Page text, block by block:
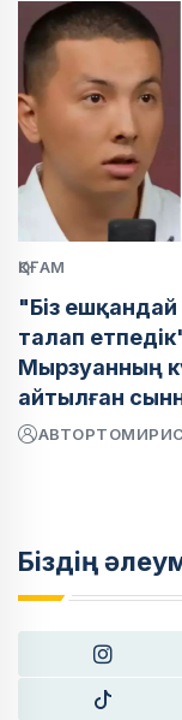
ҚОҒАМ
"Біз
талап
Мырзуанның
айтылған
АВТОР
Біздің